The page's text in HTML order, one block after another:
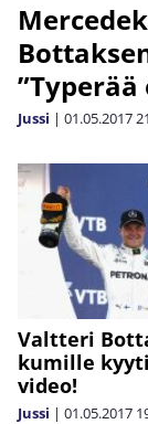
Jussi | 01.05.2017
Valtteri
kumille
video!
Jussi | 01.05.2017